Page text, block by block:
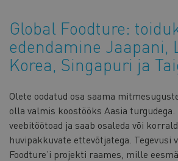
Global Foodture:
edendamine Jaapani,
Korea, Singapuri ja
Olete oodatud osa saama
olla valmis koostööks Aasia
veebitöötoad ja saab osaleda või
huvipakkuvate ettevõtjatega. Tegevusi
Foodture’i projekti raames, mille